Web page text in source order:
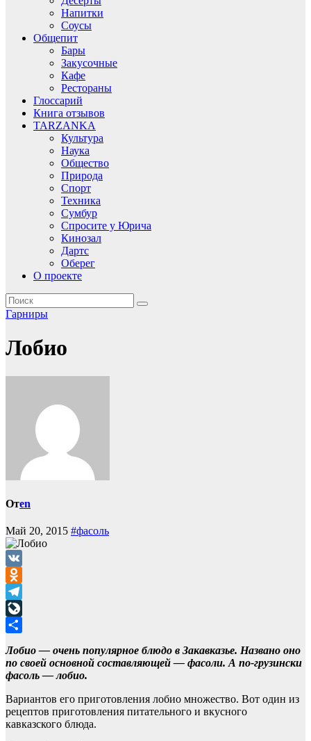
Напитки
Соусы
Общепит
Бары
Закусочные
Кафе
Рестораны
Глоссарий
Книга отзывов
TARZANKA
Культура
Наука
Общество
Природа
Спорт
Техника
Сумбур
Спросите у Юрича
Кинозал
Дартс
Оберег
О проекте
Гарниры
Лобио
Отen
Май 20, 2015 #фасоль
VK
Odnoklassniki
Telegram
LiveJournal
Лобио — очень популярное блюдо в Закавказье. Названо оно
по своей основной составляющей — фасоли. А по-грузински
фасоль — лобио.
Вариантов его приготовления лобио множество. Вот один из
рецептов приготовления питательного и вкусного
кавказского блюда.